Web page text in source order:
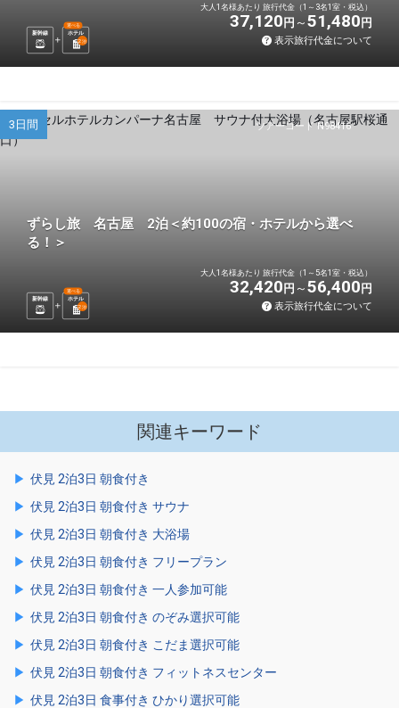
新幹線 ホテル
選べる
2泊
大人1名様あたり 旅行代金（1～3名1室・税込）
37,120 円 51,480 円
表示旅行代金について
ツアーコード N98416
3日間
ずらし旅 名古屋 2泊＜約100の宿・ホテルから選べ
る！＞
新幹線 ホテル
選べる
2泊
大人1名様あたり 旅行代金（1～5名1室・税込）
32,420 円 56,400 円
表示旅行代金について
関連キーワード
伏見 2泊3日 朝食付き
伏見 2泊3日 朝食付き サウナ
伏見 2泊3日 朝食付き 大浴場
伏見 2泊3日 朝食付き フリープラン
伏見 2泊3日 朝食付き 一人参加可能
伏見 2泊3日 朝食付き のぞみ選択可能
伏見 2泊3日 朝食付き こだま選択可能
伏見 2泊3日 朝食付き フィットネスセンター
伏見 2泊3日 食事付き ひかり選択可能